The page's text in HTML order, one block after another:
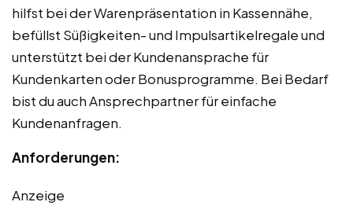
hilfst bei der Warenpräsentation in Kassennähe,
befüllst Süßigkeiten- und Impulsartikelregale und
unterstützt bei der Kundenansprache für
Kundenkarten oder Bonusprogramme. Bei Bedarf
bist du auch Ansprechpartner für einfache
Kundenanfragen.
Anforderungen:
Anzeige